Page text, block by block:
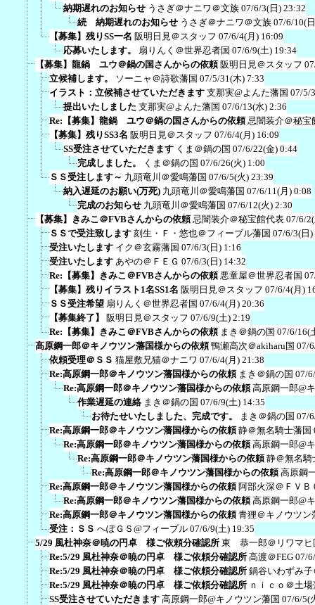
納期遅れのお知らせ うさぎ＠ナニワ＠文族 07/6/3(日) 23:32
続 納期遅れのお知らせ うさぎ＠ナニワ＠文族 07/6/10(
【募集】残りSS一名 阪明日見＠スタッフ 07/6/4(月) 16:09
応募いたします。
扇りんく＠世界忍者国 07/6/9(土) 19:34
【募集】龍鍋 ユウ＠鍋の国さんからの依頼 阪明日見＠スタッフ
立候補します。
ソーニャ＠詩歌藩国 07/5/31(木) 7:33
イラスト：立候補させていただきます 支那実@よんた藩国 07/5/
提出いたしました 支那実@よんた藩国 07/6/13(水) 2:36
Re:【募集】龍鍋 ユウ＠鍋の国さんからの依頼 忌闇装介＠秘宝
【募集】残りSS3名 阪明日見＠スタッフ 07/6/4(月) 16:09
SS受注させていただきます くま＠鍋の国 07/6/22(金) 0:44
完成しました。
くま＠鍋の国 07/6/26(火) 1:00
ＳＳ受注します～ 九頭竜川＠愛鳴藩国 07/6/5(火) 23:39
納入遅延のお願い(万死) 九頭竜川＠愛鳴藩国 07/6/11(月) 0:08
完成のお知らせ 九頭竜川＠愛鳴藩国 07/6/12(火) 2:30
【募集】きみこ＠FVBさんからの依頼 忌闇装介＠秘宝館代表 07/6/
ＳＳで受注致します 刻生・Ｆ・悠也＠フィーブル藩国 07/6/3(日)
受注いたします イク＠玄霧藩国 07/6/3(日) 1:16
受注いたします あやの＠ＦＥＧ 07/6/3(日) 14:32
Re:【募集】きみこ＠FVBさんからの依頼 悪童屋＠世界忍者国
【募集】残りイラスト1名SS1名 阪明日見＠スタッフ 07/6/4(月)
ＳＳ受注希望 扇りんく＠世界忍者国 07/6/4(月) 20:36
【募集終了】
阪明日見＠スタッフ 07/6/9(土) 2:19
Re:【募集】きみこ＠FVBさんからの依頼 まき＠鍋の国 07/6/16(
高原鋼一郎＠キノウツン藩国様からの依頼 鴨瀬高次＠akiharu国 07/
依頼受理＠ＳＳ 猫屋敷兄猫＠ナニワ 07/6/4(月) 21:38
Re:高原鋼一郎＠キノウツン藩国様からの依頼 まき＠鍋の国 07/
Re:高原鋼一郎＠キノウツン藩国様からの依頼 高原鋼一郎@
作業遅延の連絡 まき＠鍋の国 07/6/9(土) 14:35
お待たせいたしました、完成です。
まき＠鍋の国 07/
Re:高原鋼一郎＠キノウツン藩国様からの依頼 静＠無名騎士藩国
Re:高原鋼一郎＠キノウツン藩国様からの依頼 高原鋼一郎@
Re:高原鋼一郎＠キノウツン藩国様からの依頼 静＠無名騎
Re:高原鋼一郎＠キノウツン藩国様からの依頼 高原鋼
Re:高原鋼一郎＠キノウツン藩国様からの依頼 阿部火深＠ＦＶＢ
Re:高原鋼一郎＠キノウツン藩国様からの依頼 高原鋼一郎@
Re:高原鋼一郎＠キノウツン藩国様からの依頼 青狸＠キノウツン
受注：ＳＳ へぽＧＳ@フィーブル 07/6/9(土) 19:35
5/29 風杜神奈＠暁の円卓 様ご依頼分確認所 東 恭一郎＠リワマヒ
Re:5/29 風杜神奈＠暁の円卓 様ご依頼分確認所 高渡＠FEG 07/
Re:5/29 風杜神奈＠暁の円卓 様ご依頼分確認所 鍋谷いわずみ
Re:5/29 風杜神奈＠暁の円卓 様ご依頼分確認所 ｎｉｃｏ＠土
SS受注させていただきます 高原鋼一郎@キノウツン藩国 07/6/5(